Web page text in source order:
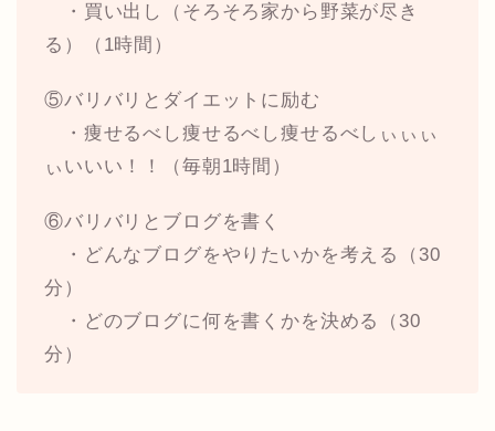
・買い出し（そろそろ家から野菜が尽き
る）（1時間）
⑤バリバリとダイエットに励む
・痩せるべし痩せるべし痩せるべしぃぃぃ
ぃいいい！！（毎朝1時間）
⑥バリバリとブログを書く
・どんなブログをやりたいかを考える（30
分）
・どのブログに何を書くかを決める（30
分）